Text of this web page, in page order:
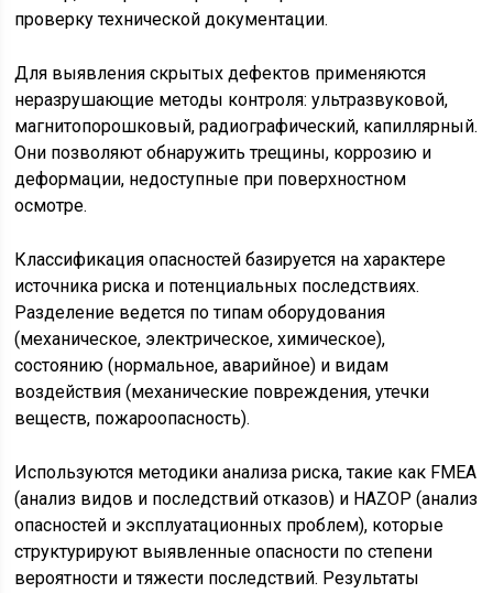
проверку технической документации.
Для выявления скрытых дефектов применяются
неразрушающие методы контроля: ультразвуковой,
магнитопорошковый, радиографический, капиллярный.
Они позволяют обнаружить трещины, коррозию и
деформации, недоступные при поверхностном
осмотре.
Классификация опасностей базируется на характере
источника риска и потенциальных последствиях.
Разделение ведется по типам оборудования
(механическое, электрическое, химическое),
состоянию (нормальное, аварийное) и видам
воздействия (механические повреждения, утечки
веществ, пожароопасность).
Используются методики анализа риска, такие как FMEA
(анализ видов и последствий отказов) и HAZOP (анализ
опасностей и эксплуатационных проблем), которые
структурируют выявленные опасности по степени
вероятности и тяжести последствий. Результаты